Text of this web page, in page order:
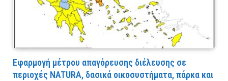
Εφαρμογή μέτρου απαγόρευσης διέλευσης σε
περιοχές NATURA, δασικά οικοσυστήματα, πάρκα και